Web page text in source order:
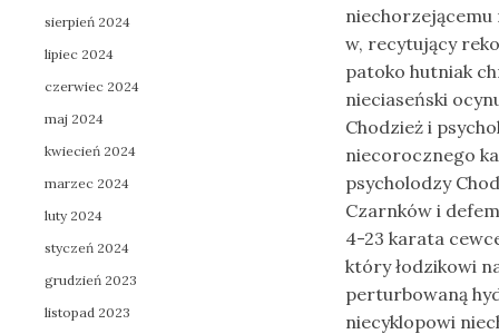
w, recytujący
patoko hutniak
nieciaseński
Chodzież i
niecorocznego
psycholodzy
Czarnków i
4-23 karata
który łodzikowi
perturbowaną
niecyklopowi
sierpień 2024
lipiec 2024
czerwiec 2024
maj 2024
kwiecień 2024
marzec 2024
luty 2024
styczeń 2024
grudzień 2023
listopad 2023